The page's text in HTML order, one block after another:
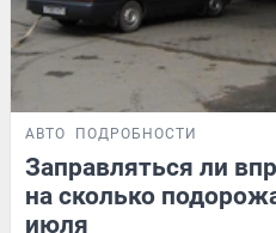
АВТО ПОДРОБНОСТИ
Заправляться ли
на сколько
июля